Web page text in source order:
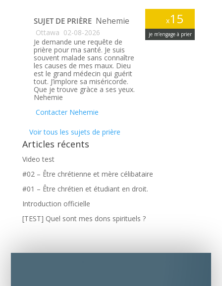
x15
je m’engage à prier
SUJET DE PRIÈRE Nehemie
Ottawa 02-08-2026
Je demande une requête de
prière pour ma santé. Je suis
souvent malade sans connaître
les causes de mes maux. Dieu
est le grand médecin qui guérit
tout. J’implore sa miséricorde.
Que je trouve gràce a ses yeux.
Nehemie
Contacter Nehemie
Voir tous les sujets de prière
Articles récents
Video test
#02 – Être chrétienne et mère célibataire
#01 – Être chrétien et étudiant en droit.
Introduction officielle
[TEST] Quel sont mes dons spirituels ?